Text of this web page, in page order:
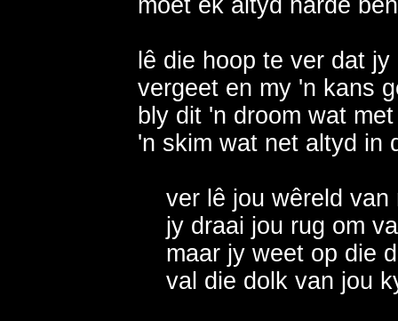
lê die hoop te ver dat
vergeet en my 'n kans
bly dit 'n droom wat
'n skim wat net altyd in
ver lê jou wêreld
jy draai jou rug om
maar jy weet op die
val die dolk van jou